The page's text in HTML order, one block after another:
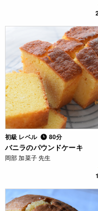
初級 レベル 80分
バニラのパウンドケーキ
岡部 加菜子 先生